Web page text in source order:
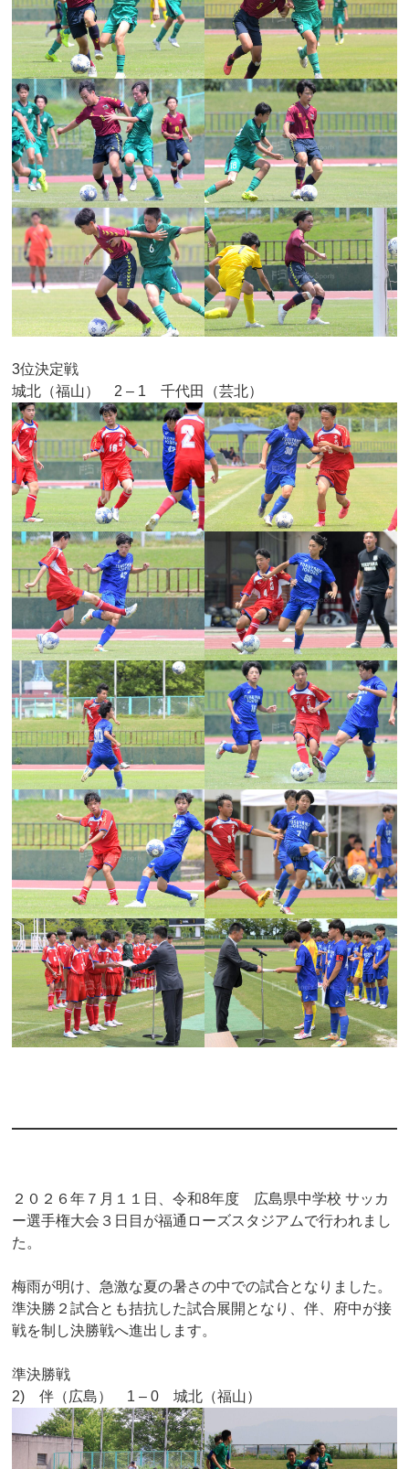
3位決定戦
城北（福山） 2 – 1 千代田（芸北）
２０２６年７月１１日、令和8年度 広島県中学校 サッカ
ー選手権大会３日目が福通ローズスタジアムで行われまし
た。
梅雨が明け、急激な夏の暑さの中での試合となりました。
準決勝２試合とも拮抗した試合展開となり、伴、府中が接
戦を制し決勝戦へ進出します。
準決勝戦
2) 伴（広島） 1 – 0 城北（福山）